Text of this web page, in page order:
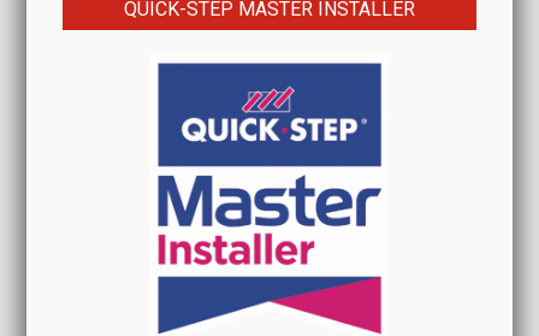
QUICK-STEP MASTER INSTALLER